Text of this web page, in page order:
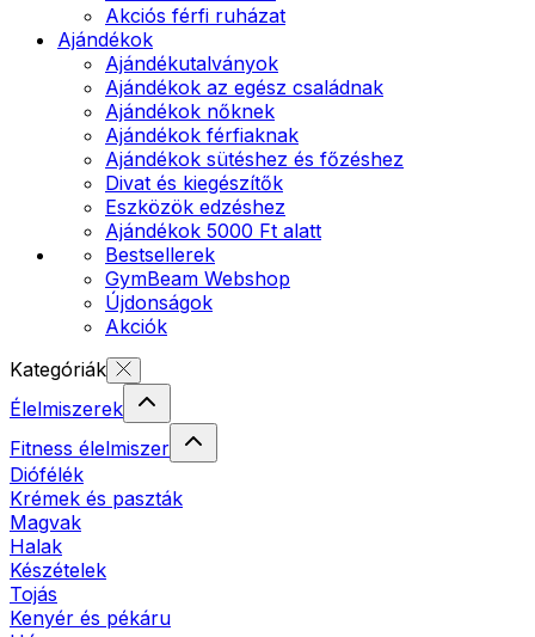
Akciós férfi ruházat
Ajándékok
Ajándékutalványok
Ajándékok az egész családnak
Ajándékok nőknek
Ajándékok férfiaknak
Ajándékok sütéshez és főzéshez
Divat és kiegészítők
Eszközök edzéshez
Ajándékok 5000 Ft alatt
Bestsellerek
GymBeam Webshop
Újdonságok
Akciók
Kategóriák
Élelmiszerek
Fitness élelmiszer
Diófélék
Krémek és paszták
Magvak
Halak
Készételek
Tojás
Kenyér és pékáru